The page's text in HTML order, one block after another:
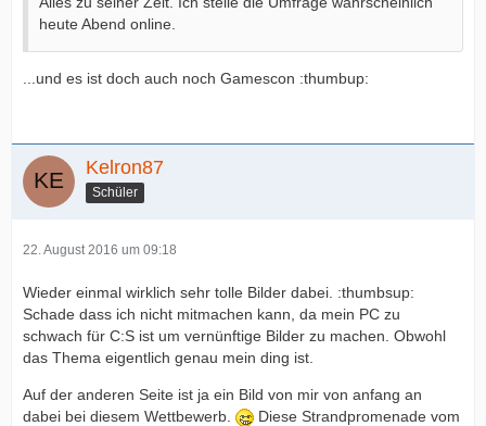
heute Abend online.
...und es ist doch auch noch Gamescon :thumbup:
Kelron87
Schüler
22. August 2016 um 09:18
Wieder einmal wirklich sehr tolle Bilder dabei. :thumbsup:
Schade dass ich nicht mitmachen kann, da mein PC zu
schwach für C:S ist um vernünftige Bilder zu machen. Obwohl
das Thema eigentlich genau mein ding ist.
Auf der anderen Seite ist ja ein Bild von mir von anfang an
dabei bei diesem Wettbewerb.
Diese Strandpromenade vom